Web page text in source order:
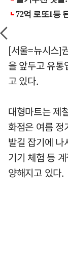
[서울=뉴시스]
을 앞두고 유통
고 있다.
대형마트는 제
화점은 여름 정
발길 잡기에 나
기기 체험 등
양해지고 있다.